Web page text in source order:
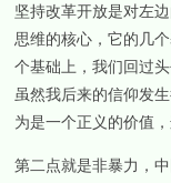
坚持改革开放是对左
思维的核心，它的几
个基础上，我们回过
虽然我后来的信仰发
为是一个正义的价值
第二点就是非暴力，